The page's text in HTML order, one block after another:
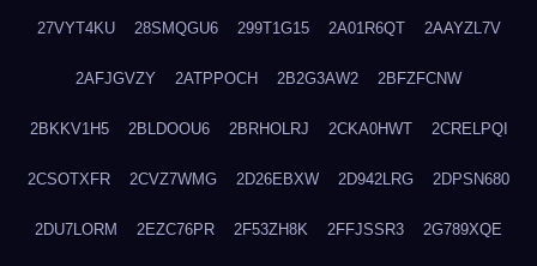
27VYT4KU 28SMQGU6 299T1G15 2A01R6QT 2AAYZL7V
2AFJGVZY 2ATPPOCH 2B2G3AW2 2BFZFCNW
2BKKV1H5 2BLDOOU6 2BRHOLRJ 2CKA0HWT 2CRELPQI
2CSOTXFR 2CVZ7WMG 2D26EBXW 2D942LRG 2DPSN680
2DU7LORM 2EZC76PR 2F53ZH8K 2FFJSSR3 2G789XQE